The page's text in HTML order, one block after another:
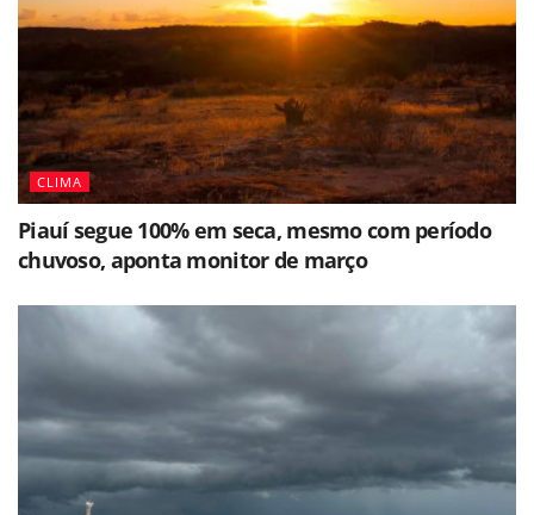
CLIMA
Piauí segue 100% em seca, mesmo com período
chuvoso, aponta monitor de março